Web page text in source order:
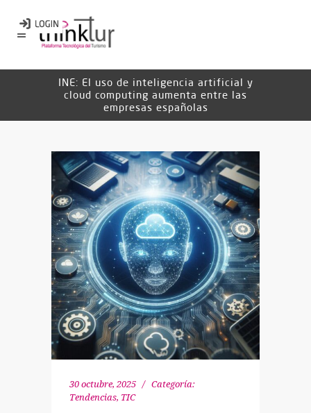
INE: El uso de inteligencia artificial y
cloud computing aumenta entre las
empresas españolas
30 octubre, 2025
Categoría:
Tendencias, TIC